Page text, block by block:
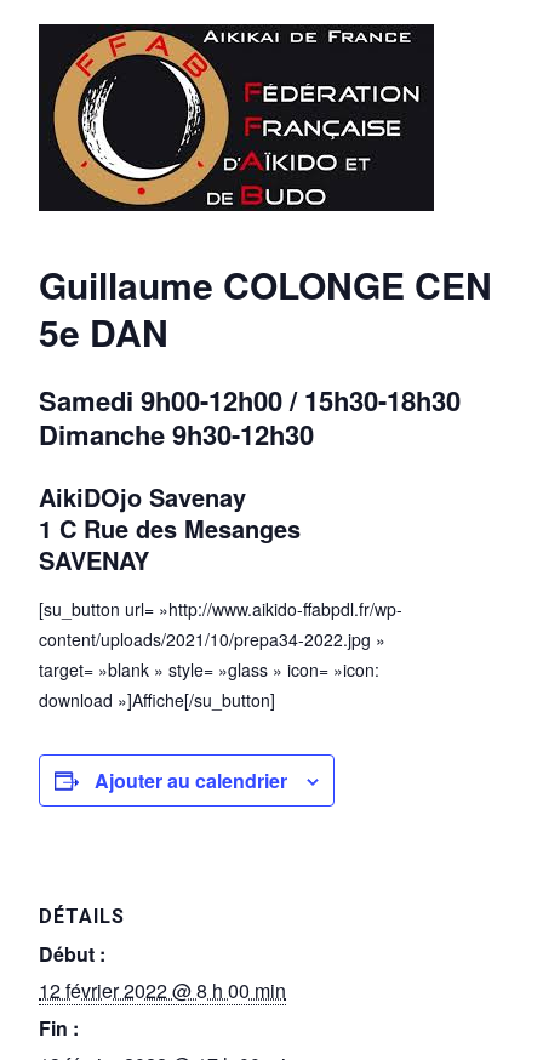
Guillaume COLONGE CEN
5e DAN
Samedi 9h00-12h00 / 15h30-18h30
Dimanche 9h30-12h30
AikiDOjo Savenay
1 C Rue des Mesanges
SAVENAY
[su_button url= »http://www.aikido-ffabpdl.fr/wp-
content/uploads/2021/10/prepa34-2022.jpg »
target= »blank » style= »glass » icon= »icon:
download »]Affiche[/su_button]
Ajouter au calendrier
DÉTAILS
Début :
12 février 2022 @ 8 h 00 min
Fin :